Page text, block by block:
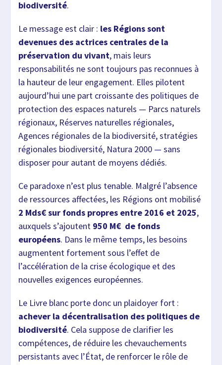
biodiversité.
Le message est clair : les Régions sont
devenues des actrices centrales de la
préservation du vivant, mais leurs
responsabilités ne sont toujours pas reconnues à
la hauteur de leur engagement. Elles pilotent
aujourd’hui une part croissante des politiques de
protection des espaces naturels — Parcs naturels
régionaux, Réserves naturelles régionales,
Agences régionales de la biodiversité, stratégies
régionales biodiversité, Natura 2000 — sans
disposer pour autant de moyens dédiés.
Ce paradoxe n’est plus tenable. Malgré l’absence
de ressources affectées, les Régions ont mobilisé
2 Mds€ sur fonds propres entre 2016 et 2025,
auxquels s’ajoutent 950 M€ de fonds
européens. Dans le même temps, les besoins
augmentent fortement sous l’effet de
l’accélération de la crise écologique et des
nouvelles exigences européennes.
Le Livre blanc porte donc un plaidoyer fort :
achever la décentralisation des politiques de
biodiversité. Cela suppose de clarifier les
compétences, de réduire les chevauchements
persistants avec l’État, de renforcer le rôle de